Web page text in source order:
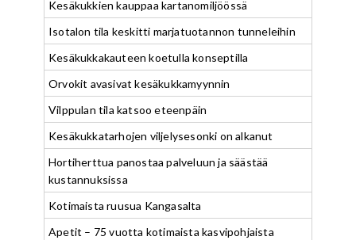
Kesäkukkien kauppaa kartanomiljöössä
Isotalon tila keskitti marjatuotannon tunneleihin
Kesäkukkakauteen koetulla konseptilla
Orvokit avasivat kesäkukkamyynnin
Vilppulan tila katsoo eteenpäin
Kesäkukkatarhojen viljelysesonki on alkanut
Hortiherttua panostaa palveluun ja säästää
kustannuksissa
Kotimaista ruusua Kangasalta
Apetit – 75 vuotta kotimaista kasvipohjaista